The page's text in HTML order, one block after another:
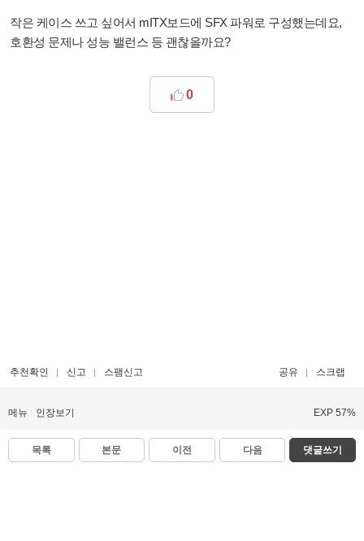
작은 케이스 쓰고 싶어서 mITX보드에 SFX 파워로 구성했는데요,
호환성 문제나 성능 밸런스 등 괜찮을까요?
0
추천확인 신고 스팸신고 공유 스크랩
메뉴 인장보기 EXP 57%
목록 본문 이전 다음 댓글쓰기